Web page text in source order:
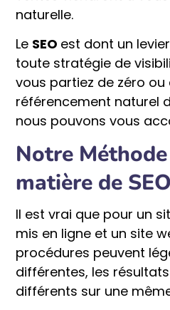
naturelle.
Le SEO est dont un
toute stratégie de
vous partiez de zéro
référencement naturel
nous pouvons vous
Notre
matière de SEO
Il est vrai que pour un
mis en ligne et un site
procédures peuvent
différentes, les
différents sur une